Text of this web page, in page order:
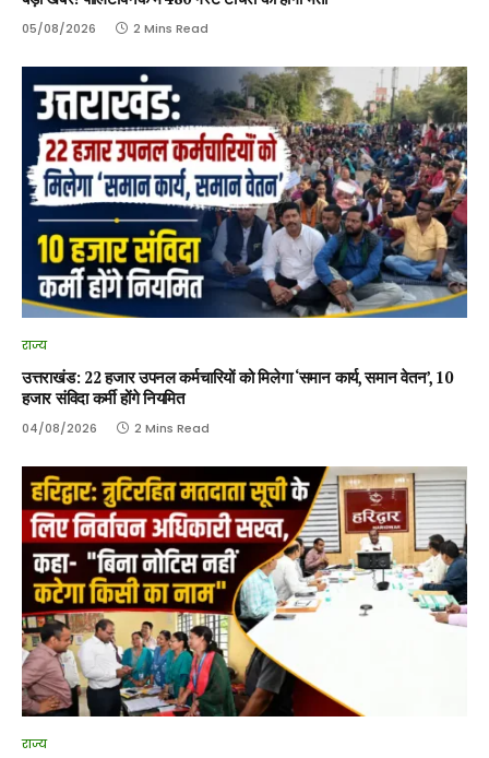
05/08/2026 2 Mins Read
राज्य
उत्तराखंड: 22 हजार उपनल कर्मचारियों को मिलेगा ‘समान कार्य, समान वेतन’, 10
हजार संविदा कर्मी होंगे नियमित
04/08/2026 2 Mins Read
राज्य